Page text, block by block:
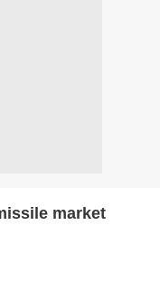
market